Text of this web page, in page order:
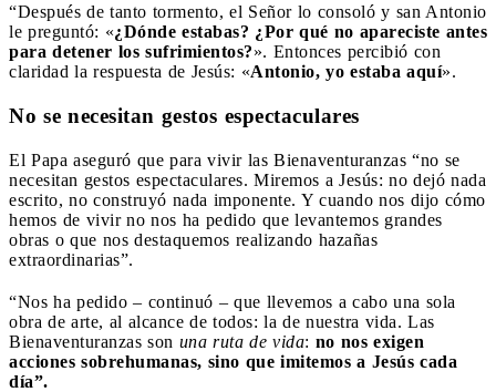
“Después de tanto tormento, el Señor lo consoló y san Antonio
le preguntó: «¿Dónde estabas? ¿Por qué no apareciste antes
para detener los sufrimientos?». Entonces percibió con
claridad la respuesta de Jesús: «Antonio, yo estaba aquí».
No se necesitan gestos espectaculares
El Papa aseguró que para vivir las Bienaventuranzas “no se
necesitan gestos espectaculares. Miremos a Jesús: no dejó nada
escrito, no construyó nada imponente. Y cuando nos dijo cómo
hemos de vivir no nos ha pedido que levantemos grandes
obras o que nos destaquemos realizando hazañas
extraordinarias”.
“Nos ha pedido – continuó – que llevemos a cabo una sola
obra de arte, al alcance de todos: la de nuestra vida. Las
Bienaventuranzas son una ruta de vida: no nos exigen
acciones sobrehumanas, sino que imitemos a Jesús cada
día”.